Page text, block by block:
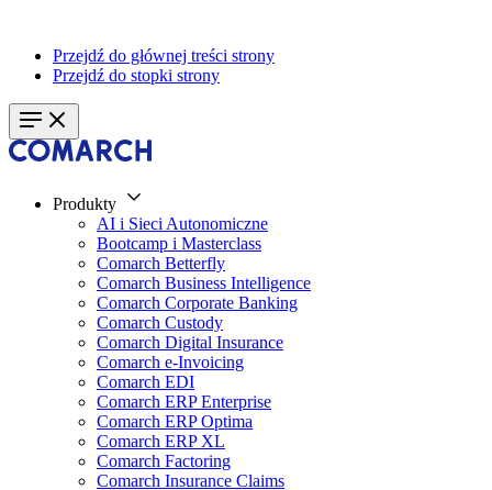
Przejdź do głównej treści strony
Przejdź do stopki strony
Produkty
AI i Sieci Autonomiczne
Bootcamp i Masterclass
Comarch Betterfly
Comarch Business Intelligence
Comarch Corporate Banking
Comarch Custody
Comarch Digital Insurance
Comarch e-Invoicing
Comarch EDI
Comarch ERP Enterprise
Comarch ERP Optima
Comarch ERP XL
Comarch Factoring
Comarch Insurance Claims